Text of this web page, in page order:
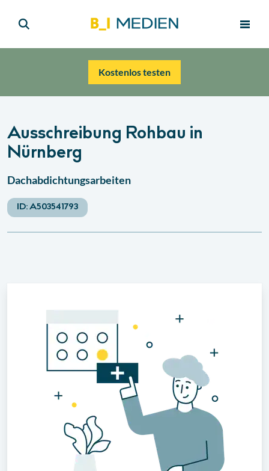
Kostenlos testen
Ausschreibung Rohbau in
Nürnberg
Dachabdichtungsarbeiten
ID:A503541793